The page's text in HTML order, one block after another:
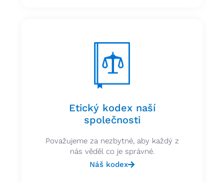
Etický kodex naší
společnosti
Považujeme za nezbytné, aby každý z
nás věděl co je správné.
Náš kodex